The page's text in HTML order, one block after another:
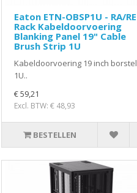
Eaton ETN-OBSP1U - RA/RE
Rack Kabeldoorvoering
Blanking Panel 19" Cable
Brush Strip 1U
Kabeldoorvoering 19 inch borstel
1U..
€ 59,21
Excl. BTW: € 48,93
BESTELLEN